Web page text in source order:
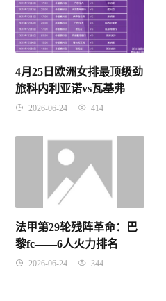
4月25日欧洲女排最顶级劲
旅科内利亚诺vs瓦基弗
2026-06-24 414
法甲第29轮残阵革命：巴
黎fc——6人火力排名
2026-06-24 344